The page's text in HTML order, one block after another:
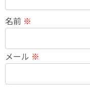
名前 ※
メール ※